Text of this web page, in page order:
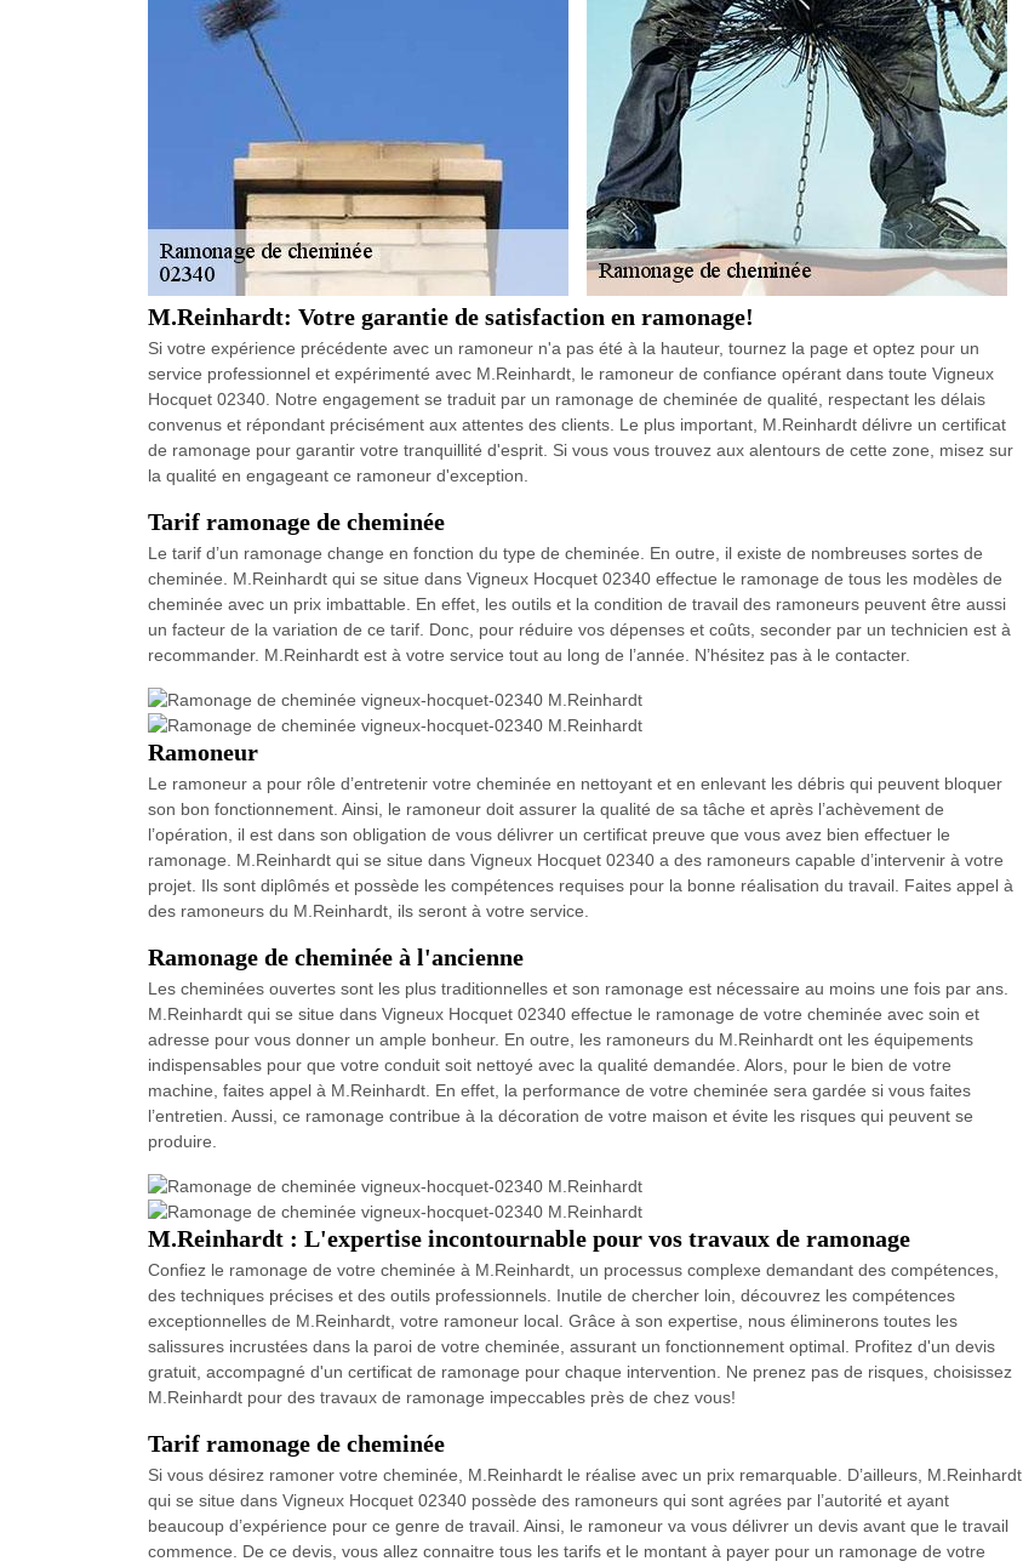
M.Reinhardt: Votre garantie de satisfaction en ramonage!
Si votre expérience précédente avec un ramoneur n'a pas été à la hauteur, tournez la page et optez pour un
service professionnel et expérimenté avec M.Reinhardt, le ramoneur de confiance opérant dans toute Vigneux
Hocquet 02340. Notre engagement se traduit par un ramonage de cheminée de qualité, respectant les délais
convenus et répondant précisément aux attentes des clients. Le plus important, M.Reinhardt délivre un certificat
de ramonage pour garantir votre tranquillité d'esprit. Si vous vous trouvez aux alentours de cette zone, misez sur
la qualité en engageant ce ramoneur d'exception.
Tarif ramonage de cheminée
Le tarif d’un ramonage change en fonction du type de cheminée. En outre, il existe de nombreuses sortes de
cheminée. M.Reinhardt qui se situe dans Vigneux Hocquet 02340 effectue le ramonage de tous les modèles de
cheminée avec un prix imbattable. En effet, les outils et la condition de travail des ramoneurs peuvent être aussi
un facteur de la variation de ce tarif. Donc, pour réduire vos dépenses et coûts, seconder par un technicien est à
recommander. M.Reinhardt est à votre service tout au long de l’année. N’hésitez pas à le contacter.
Ramoneur
Le ramoneur a pour rôle d’entretenir votre cheminée en nettoyant et en enlevant les débris qui peuvent bloquer
son bon fonctionnement. Ainsi, le ramoneur doit assurer la qualité de sa tâche et après l’achèvement de
l’opération, il est dans son obligation de vous délivrer un certificat preuve que vous avez bien effectuer le
ramonage. M.Reinhardt qui se situe dans Vigneux Hocquet 02340 a des ramoneurs capable d’intervenir à votre
projet. Ils sont diplômés et possède les compétences requises pour la bonne réalisation du travail. Faites appel à
des ramoneurs du M.Reinhardt, ils seront à votre service.
Ramonage de cheminée à l'ancienne
Les cheminées ouvertes sont les plus traditionnelles et son ramonage est nécessaire au moins une fois par ans.
M.Reinhardt qui se situe dans Vigneux Hocquet 02340 effectue le ramonage de votre cheminée avec soin et
adresse pour vous donner un ample bonheur. En outre, les ramoneurs du M.Reinhardt ont les équipements
indispensables pour que votre conduit soit nettoyé avec la qualité demandée. Alors, pour le bien de votre
machine, faites appel à M.Reinhardt. En effet, la performance de votre cheminée sera gardée si vous faites
l’entretien. Aussi, ce ramonage contribue à la décoration de votre maison et évite les risques qui peuvent se
produire.
M.Reinhardt : L'expertise incontournable pour vos travaux de ramonage
Confiez le ramonage de votre cheminée à M.Reinhardt, un processus complexe demandant des compétences,
des techniques précises et des outils professionnels. Inutile de chercher loin, découvrez les compétences
exceptionnelles de M.Reinhardt, votre ramoneur local. Grâce à son expertise, nous éliminerons toutes les
salissures incrustées dans la paroi de votre cheminée, assurant un fonctionnement optimal. Profitez d'un devis
gratuit, accompagné d'un certificat de ramonage pour chaque intervention. Ne prenez pas de risques, choisissez
M.Reinhardt pour des travaux de ramonage impeccables près de chez vous!
Tarif ramonage de cheminée
Si vous désirez ramoner votre cheminée, M.Reinhardt le réalise avec un prix remarquable. D’ailleurs, M.Reinhardt
qui se situe dans Vigneux Hocquet 02340 possède des ramoneurs qui sont agrées par l’autorité et ayant
beaucoup d’expérience pour ce genre de travail. Ainsi, le ramoneur va vous délivrer un devis avant que le travail
commence. De ce devis, vous allez connaitre tous les tarifs et le montant à payer pour un ramonage de votre